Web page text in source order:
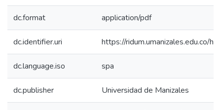
dc.format application/pdf
dc.identifier.uri https://ridum.umanizales.edu.co/
dc.language.iso spa
dc.publisher Universidad de Manizales